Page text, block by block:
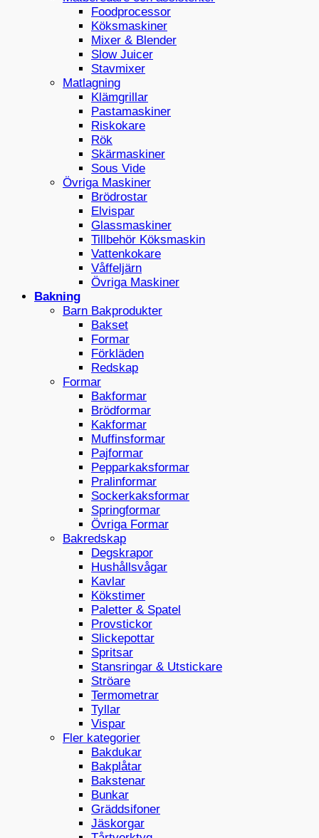
Foodprocessor
Köksmaskiner
Mixer & Blender
Slow Juicer
Stavmixer
Matlagning
Klämgrillar
Pastamaskiner
Riskokare
Rök
Skärmaskiner
Sous Vide
Övriga Maskiner
Brödrostar
Elvispar
Glassmaskiner
Tillbehör Köksmaskin
Vattenkokare
Våffeljärn
Övriga Maskiner
Bakning
Barn Bakprodukter
Bakset
Formar
Förkläden
Redskap
Formar
Bakformar
Brödformar
Kakformar
Muffinsformar
Pajformar
Pepparkaksformar
Pralinformar
Sockerkaksformar
Springformar
Övriga Formar
Bakredskap
Degskrapor
Hushållsvågar
Kavlar
Kökstimer
Paletter & Spatel
Provstickor
Slickepottar
Spritsar
Stansringar & Utstickare
Ströare
Termometrar
Tyllar
Vispar
Fler kategorier
Bakdukar
Bakplåtar
Bakstenar
Bunkar
Gräddsifoner
Jäskorgar